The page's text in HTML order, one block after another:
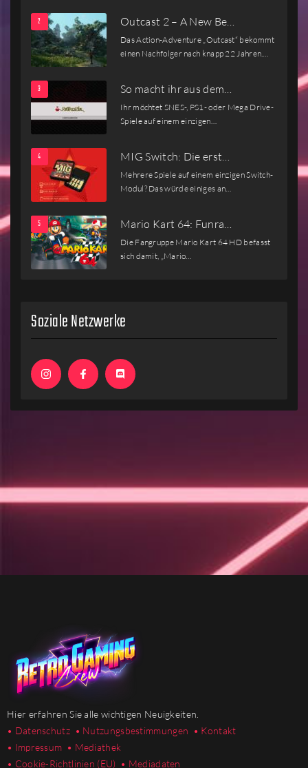
Outcast 2 – A New Be…
Das Action-Adventure „Outcast“ bekommt
einen Nachfolger nach knapp 22 Jahren.…
So macht ihr aus dem…
Ihr möchtet SNES-, PS1- oder Mega Drive-
Spiele auf einem einzigen…
MIG Switch: Die erst…
Mehrere Spiele auf einem einzigen Switch-
Modul? Das würde einiges an…
Mario Kart 64: Funra…
Die Fangruppe Mario Kart 64 HD befasst
sich damit, „Mario…
Soziale Netzwerke
Hier erfahren Sie alle wichtigen Neuigkeiten.
• Datenschutz • Nutzungsbestimmungen • Kontakt
• Impressum • Mediathek
• Cookie-Richtlinien (EU) • Mediadaten